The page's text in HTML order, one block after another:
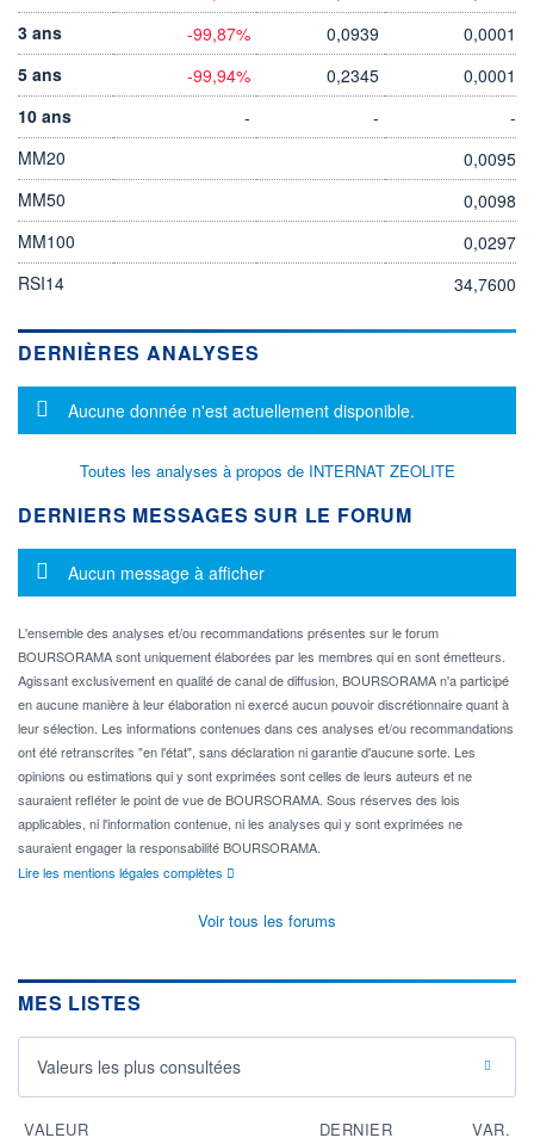
3 ans
-99,87% 0,0939
0,0001
5 ans
-99,94% 0,2345
0,0001
10 ans
- -
-
MM20
0,0095
MM50
0,0098
MM100
0,0297
RSI14
34,7600
DERNIÈRES ANALYSES
Message d'information
Aucune donnée n'est actuellement disponible.
Toutes les analyses à propos de INTERNAT ZEOLITE
DERNIERS MESSAGES SUR LE FORUM
Message d'information
Aucun message à afficher
L'ensemble des analyses et/ou recommandations présentes sur le forum
BOURSORAMA sont uniquement élaborées par les membres qui en sont émetteurs.
Agissant exclusivement en qualité de canal de diffusion, BOURSORAMA n'a participé
en aucune manière à leur élaboration ni exercé aucun pouvoir discrétionnaire quant à
leur sélection. Les informations contenues dans ces analyses et/ou recommandations
ont été retranscrites "en l'état", sans déclaration ni garantie d'aucune sorte. Les
opinions ou estimations qui y sont exprimées sont celles de leurs auteurs et ne
sauraient refléter le point de vue de BOURSORAMA. Sous réserves des lois
applicables, ni l'information contenue, ni les analyses qui y sont exprimées ne
sauraient engager la responsabilité BOURSORAMA.
Lire les mentions légales complètes
Voir tous les forums
MES LISTES
Valeurs les plus consultées
VALEUR DERNIER VAR.